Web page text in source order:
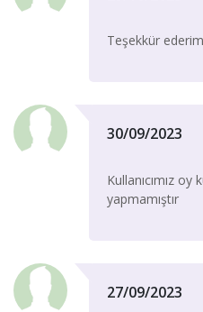
Teşekkür
30/09/2023
Kullanıcımız
yapmamıştır
27/09/2023